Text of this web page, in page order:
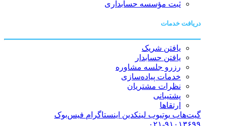
ثبت مؤسسه حسابداری
دریافت خدمات
یافتن شریک
یافتن حسابدار
رزرو جلسه مشاوره
خدمات پیاده‌سازی
نظرات مشتریان
پشتیبانی
ارتقاها
گیت‌هاب یوتیوب لینکدین اینستاگرام فیس‌بوک
۰۲۱-۹۱۰۱۳۶۹۹